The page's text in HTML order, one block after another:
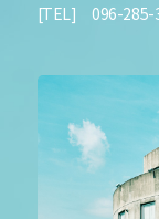
[TEL] 096-285-